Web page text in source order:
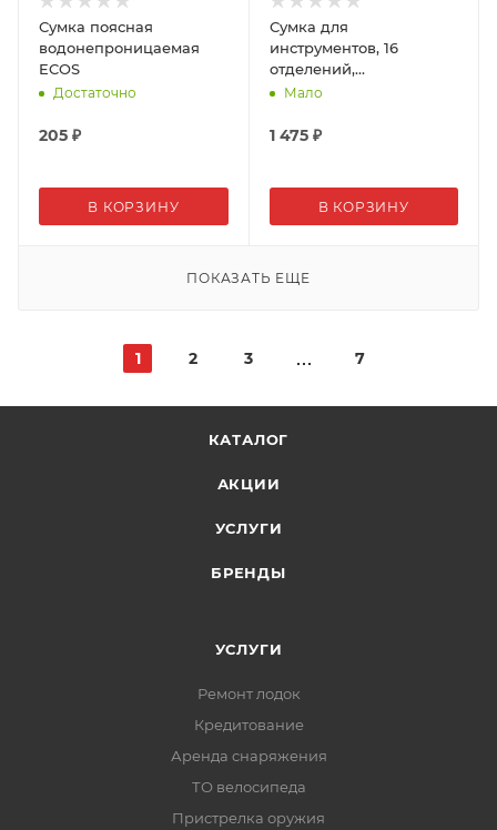
Сумка поясная
водонепроницаемая
ECOS
Достаточно
205 ₽
В КОРЗИНУ
Сумка для
инструментов, 16
отделений,
340*190*240мм, FIT
Мало
1 475₽
В КОРЗИНУ
ПОКАЗАТЬ ЕЩЕ
1 2 3 7
КАТАЛОГ
АКЦИИ
УСЛУГИ
БРЕНДЫ
УСЛУГИ
Ремонт лодок
Кредитование
Аренда снаряжения
ТО велосипеда
Пристрелка оружия